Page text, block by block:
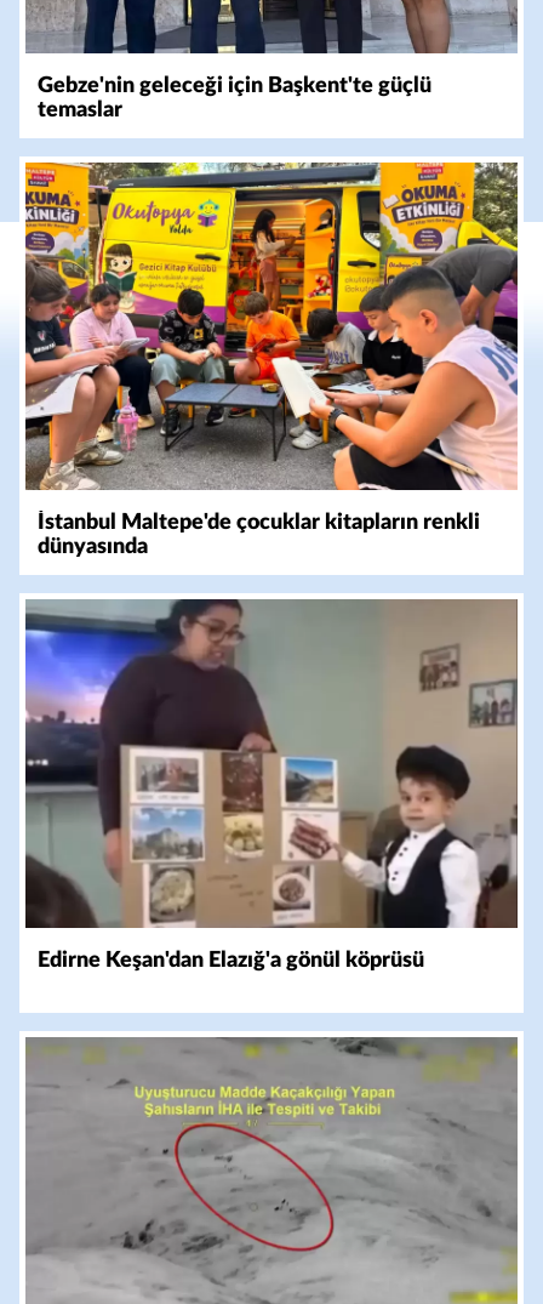
Gebze'nin geleceği için Başkent'te güçlü
temaslar
İstanbul Maltepe'de çocuklar kitapların renkli
dünyasında
Edirne Keşan'dan Elazığ'a gönül köprüsü